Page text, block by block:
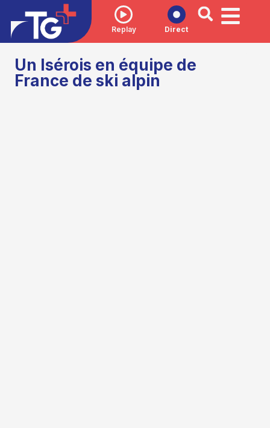
Replay Direct
Un Isérois en équipe de
France de ski alpin